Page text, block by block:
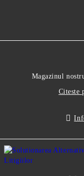
Magazinul
Citeste